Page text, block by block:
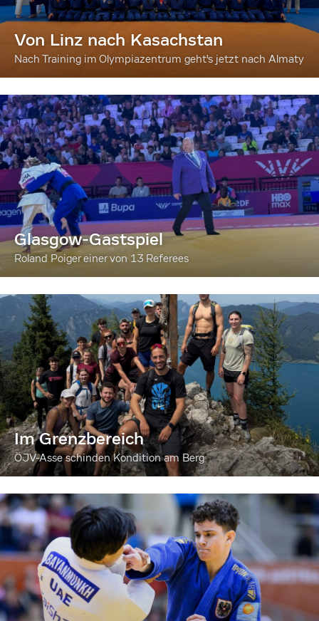
Von Linz nach Kasachstan
Nach Training im Olympiazentrum geht's jetzt nach Almaty
Glasgow-Gastspiel
Roland Poiger einer von 13 Referees
Im Grenzbereich
ÖJV-Asse schinden Kondition am Berg